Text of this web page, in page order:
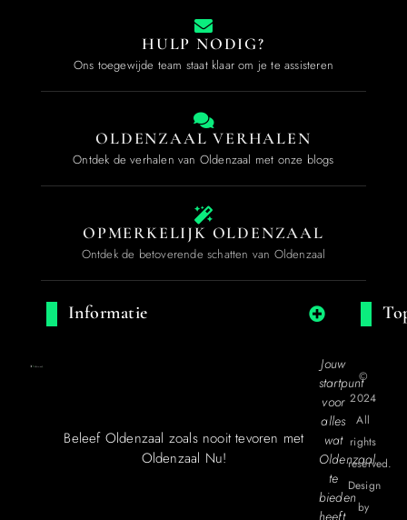
HULP NODIG?
Ons toegewijde team staat klaar om je te assisteren
OLDENZAAL VERHALEN
Ontdek de verhalen van Oldenzaal met onze blogs
OPMERKELIJK OLDENZAAL
Ontdek de betoverende schatten van Oldenzaal
Informatie
Beleef Oldenzaal zoals nooit tevoren met
Oldenzaal Nu!
Jouw
startpunt
voor
alles
wat
Oldenzaal
te
bieden
heeft.
©
2024
All
rights
reserved.
Design
by